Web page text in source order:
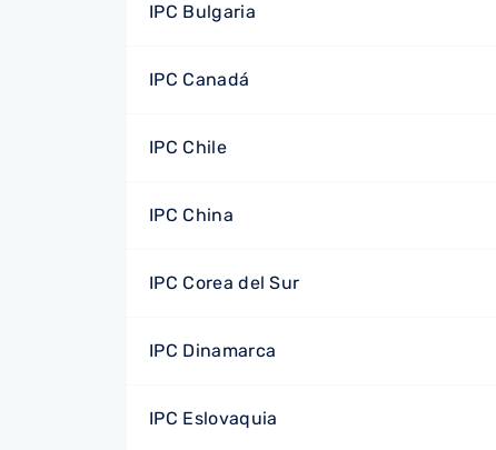
IPC Bulgaria
IPC Canadá
IPC Chile
IPC China
IPC Corea del Sur
IPC Dinamarca
IPC Eslovaquia